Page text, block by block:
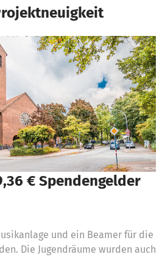
€ Spendengelder
und ein Beamer für die
Die Jugendräume wurden auch